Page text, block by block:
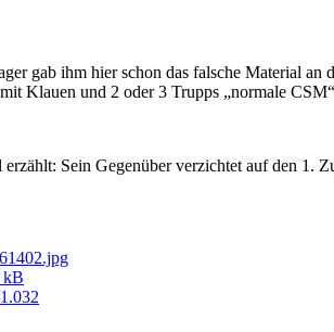
gab ihm hier schon das falsche Material
Klauen und 2 oder 3 Trupps „normale
erzählt: Sein Gegenüber verzichtet auf den 1.
kB